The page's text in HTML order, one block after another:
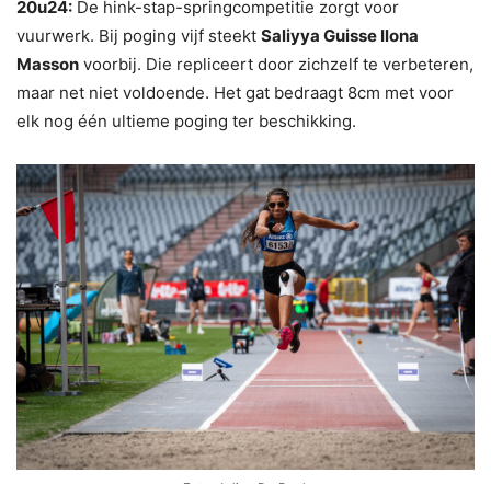
20u24: De hink-stap-springcompetitie zorgt voor
vuurwerk. Bij poging vijf steekt Saliyya Guisse Ilona
Masson voorbij. Die repliceert door zichzelf te verbeteren,
maar net niet voldoende. Het gat bedraagt 8cm met voor
elk nog één ultieme poging ter beschikking.